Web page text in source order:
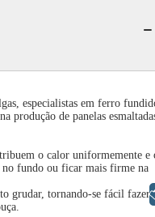
especialistas em ferro
produção de panelas
o calor uniformemente e
fundo ou ficar mais firme na
grudar, tornando-se fácil fazer
Libras